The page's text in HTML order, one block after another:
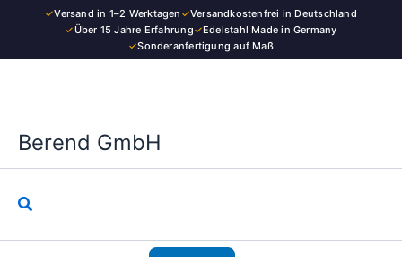
✓Versand in 1–2 Werktagen ✓Versandkostenfrei in Deutschland
✓Über 15 Jahre Erfahrung✓Edelstahl Made in Germany
✓Sonderanfertigung auf Maß
Berend GmbH
Suchen
Kategorie